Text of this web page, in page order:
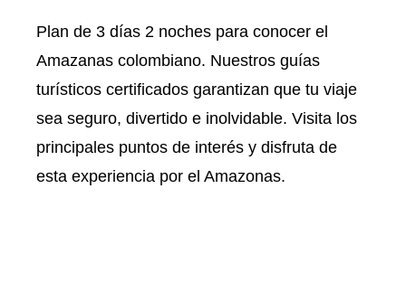
Plan de 3 días 2 noches para conocer el
Amazanas colombiano. Nuestros guías
turísticos certificados garantizan que tu viaje
sea seguro, divertido e inolvidable. Visita los
principales puntos de interés y disfruta de
esta experiencia por el Amazonas.